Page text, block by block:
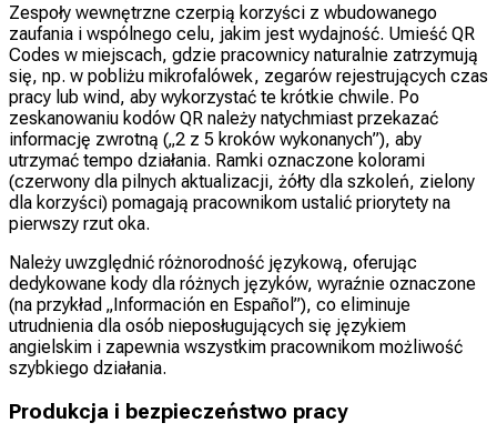
Zespoły wewnętrzne czerpią korzyści z wbudowanego
zaufania i wspólnego celu, jakim jest wydajność. Umieść QR
Codes w miejscach, gdzie pracownicy naturalnie zatrzymują
się, np. w pobliżu mikrofalówek, zegarów rejestrujących czas
pracy lub wind, aby wykorzystać te krótkie chwile. Po
zeskanowaniu kodów QR należy natychmiast przekazać
informację zwrotną („2 z 5 kroków wykonanych”), aby
utrzymać tempo działania. Ramki oznaczone kolorami
(czerwony dla pilnych aktualizacji, żółty dla szkoleń, zielony
dla korzyści) pomagają pracownikom ustalić priorytety na
pierwszy rzut oka.
Należy uwzględnić różnorodność językową, oferując
dedykowane kody dla różnych języków, wyraźnie oznaczone
(na przykład „Información en Español”), co eliminuje
utrudnienia dla osób nieposługujących się językiem
angielskim i zapewnia wszystkim pracownikom możliwość
szybkiego działania.
Produkcja i bezpieczeństwo pracy